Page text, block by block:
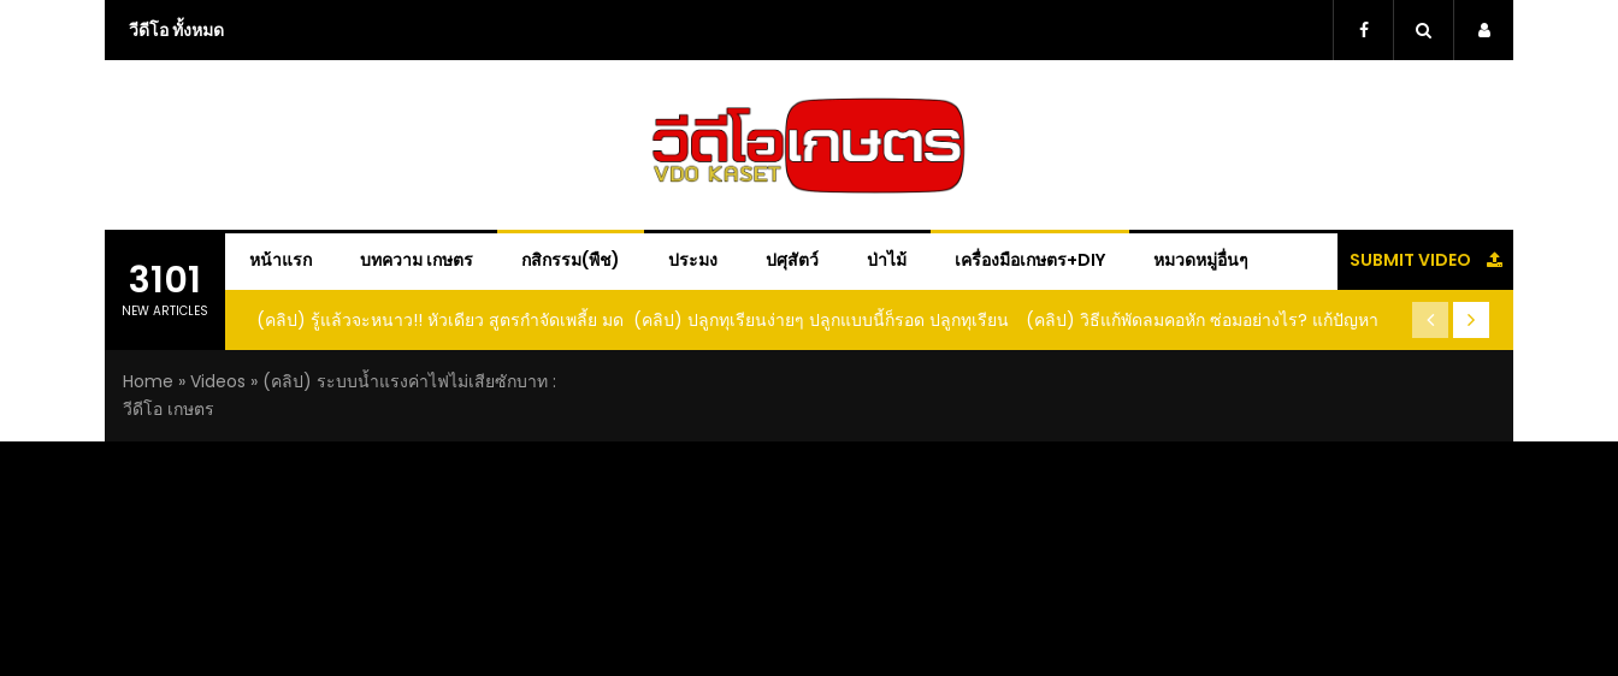
วีดีโอ ทั้งหมด
3101
NEW ARTICLES
หน้าแรก บทความ เกษตร กสิกรรม(พืช) ประมง ปศุสัตว์ ป่าไม้ เครื่องมือเกษตร+DIY หมวดหมู่อื่นๆ SUBMIT VIDEO
ว!! หัวเดียว สูตรกำจัดเพลี้ย มด
(คลิป) ปลูกทุเรียนง่ายๆ ปลูกแบบนี้ก็รอด ปลูกทุเรียน
ต้นคู่ แบบเสียบยอดและเมล็ด
(คลิป) วิธีแก้พัดลมคอหัก ซ่อมอย่างไร? แก้ปัญหา
พัดลมคอตก
(คลิป) วิธีแกะเม็ดข้าวโพด แบบง่ายๆ ใน 1 นาที ได้
เม็ดสวยเต็มเม็ด ไม่ต้องฝานให้เสียเนื้อ เสียเวลา
(คลิป) วิธีเก็บกระเทียม แบบ
หอมฟุ้ง สีสวยเหมือนเดิม ฉัน
Home » Videos » (คลิป) ระบบน้ำแรงค่าไฟไม่เสียซักบาท :
วีดีโอ เกษตร